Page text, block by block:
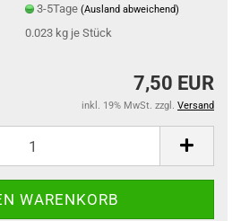
3-5Tage (Ausland abweichend)
0.023kg je Stück
7,50 EUR
inkl. 19% MwSt. zzgl. Versand